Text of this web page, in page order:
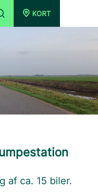
KORT
af ca. 15 biler.